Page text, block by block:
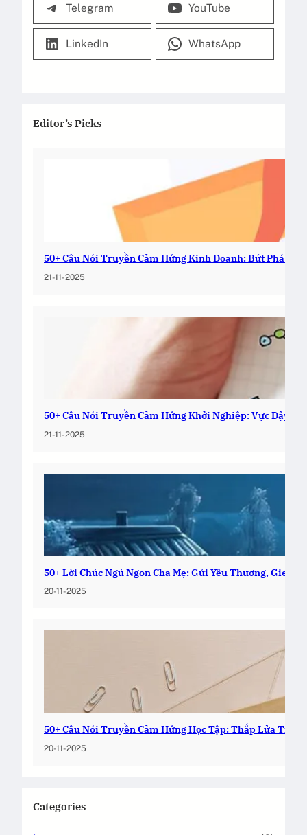
Telegram YouTube
LinkedIn WhatsApp
Editor’s Picks
50+ Câu Nói Truyền Cảm Hứng Kinh Doanh: Bứt Phá
21-11-2025
50+ Câu Nói Truyền Cảm Hứng Khởi Nghiệp: Vực Dậy
21-11-2025
50+ Lời Chúc Ngủ Ngon Cha Mẹ: Gửi Yêu Thương, Gieo
20-11-2025
50+ Câu Nói Truyền Cảm Hứng Học Tập: Thắp Lửa Tri
20-11-2025
Categories